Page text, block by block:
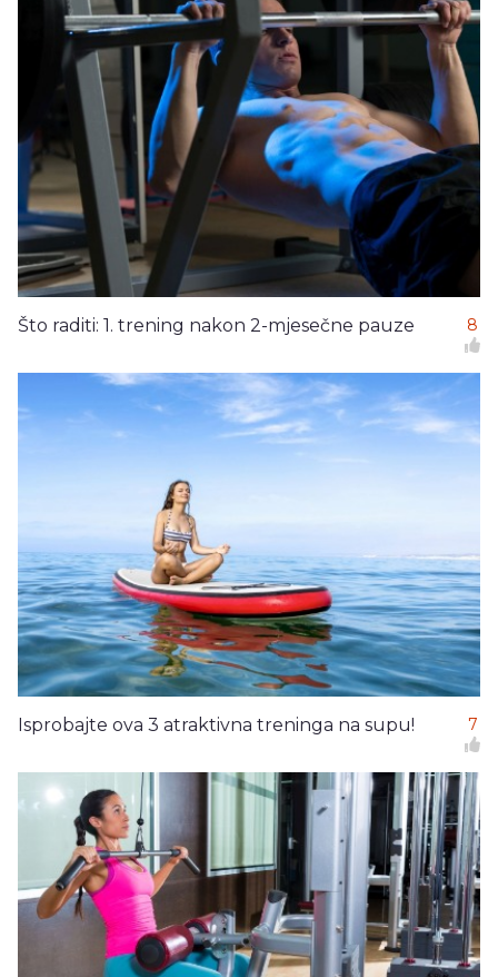
Što raditi: 1. trening nakon 2-mjesečne pauze 8
Isprobajte ova 3 atraktivna treninga na supu! 7